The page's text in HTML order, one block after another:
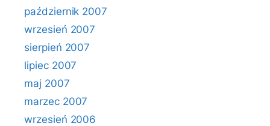
październik 2007
wrzesień 2007
sierpień 2007
lipiec 2007
maj 2007
marzec 2007
wrzesień 2006